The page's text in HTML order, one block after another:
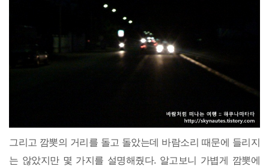
그리고 깜뽓의 거리를 돌고 돌았는데 바람소리 때문에 들리지
는 않았지만 몇 가지를 설명해줬다. 알고보니 가볍게 깜뽓에